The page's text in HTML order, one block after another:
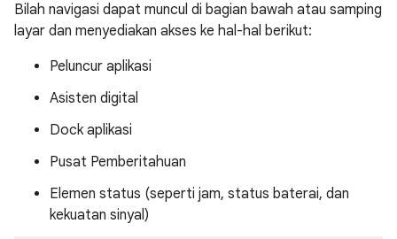
Bilah navigasi dapat muncul di bagian bawah atau samping
layar dan menyediakan akses ke hal-hal berikut:
Peluncur aplikasi
Asisten digital
Dock aplikasi
Pusat Pemberitahuan
Elemen status (seperti jam, status baterai, dan
kekuatan sinyal)